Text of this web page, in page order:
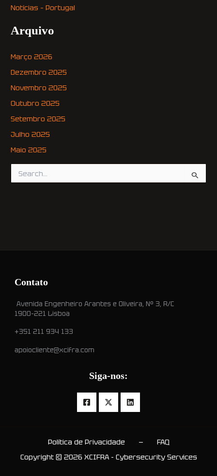
Notícias – Portugal
Arquivo
Março 2026
Dezembro 2025
Novembro 2025
Outubro 2025
Setembro 2025
Julho 2025
Maio 2025
e
r
Contato
Avenida Engenheiro Arantes e Oliveira, Nº 3, R/C
1900-221 Lisboa
+351 211 934 133
apoiocliente@xcifra.com
Siga-nos:
Política de Privacidade — FAQ
Copyright © 2026 XCIFRA - Cybersecurity Services